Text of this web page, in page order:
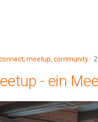
, meetup, community
- ein